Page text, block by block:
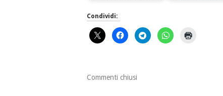
Condividi:
Commenti chiusi